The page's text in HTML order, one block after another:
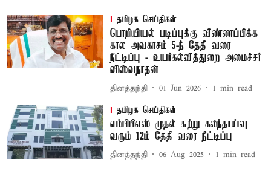
தமிழக செய்திகள்
பொறியியல் படிப்புக்கு விண்ணப்பிக்க
கால அவகாசம் 5-ந் தேதி வரை
நீட்டிப்பு - உயர்கல்வித்துறை அமைச்சர்
விஸ்வநாதன்
தினத்தந்தி 01 Jun 2026 1 min read
தமிழக செய்திகள்
எம்பிபிஎஸ் முதல் சுற்று கலந்தாய்வு
வரும் 12ம் தேதி வரை நீட்டிப்பு
தினத்தந்தி 06 Aug 2025 1 min read